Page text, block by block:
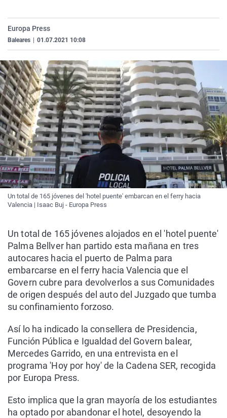
Operación Viuda
Navarra
País Vasco
Europa Press
Baleares 01.07.2021 10:08
Un total de 165 jóvenes del 'hotel puente' embarcan en el ferry hacia
Valencia | Isaac Buj - Europa Press
Un total de 165 jóvenes alojados en el 'hotel puente'
Palma Bellver han partido esta mañana en tres
autocares hacia el puerto de Palma para
embarcarse en el ferry hacia Valencia que el
Govern cubre para devolverlos a sus Comunidades
de origen después del auto del Juzgado que tumba
su confinamiento forzoso.
Así lo ha indicado la consellera de Presidencia,
Función Pública e Igualdad del Govern balear,
Mercedes Garrido, en una entrevista en el
programa 'Hoy por hoy' de la Cadena SER, recogida
por Europa Press.
Esto implica que la gran mayoría de los estudiantes
ha optado por abandonar el hotel, desoyendo la